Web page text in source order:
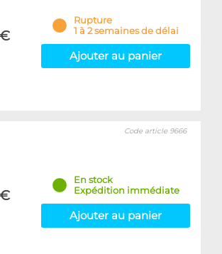
Rupture
1 à 2 semaines de délai
Ajouter au panier
Code article 9666
En stock
Expédition immédiate
Ajouter au panier